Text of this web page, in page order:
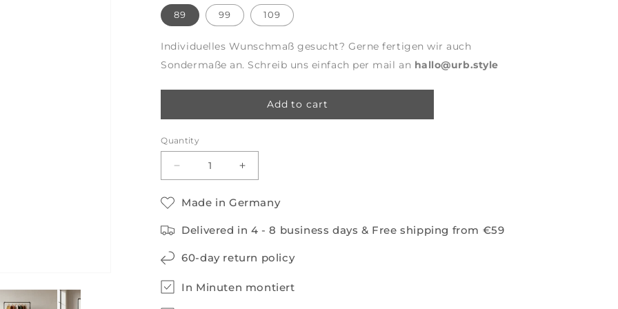
89 99 109
Individuelles Wunschmaß gesucht? Gerne fertigen wir auch
Sondermaße an. Schreib uns einfach per mail an hallo@urb.style
Add to cart
Quantity
Decrease
quantity
for
ANNE
Double
Clothing
Freestanding
Increase
quantity
ANNE
Clothing
Freestanding
Made in Germany
Delivered in 4 - 8 business days & Free shipping from €59
60-day return policy
In Minuten montiert